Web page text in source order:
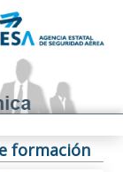
formación